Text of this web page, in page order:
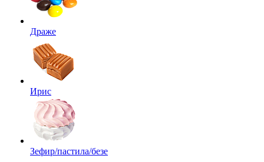
Драже
Ирис
Зефир/пастила/безе